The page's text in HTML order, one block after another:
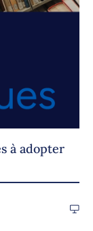
à adopter